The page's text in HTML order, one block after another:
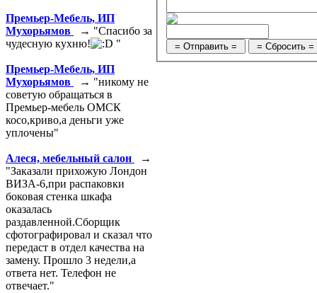
Премьер-Мебель, ИП
Мухорьямов
→ "Спасибо за
чудесную кухню!
"
Премьер-Мебель, ИП
Мухорьямов
→ "никому не
советую обращаться в
Премьер-мебель ОМСК
косо,криво,а деньги уже
уплочены"
Алеся, мебельный салон
→
"Заказали прихожую Лондон
ВИЗА-6,при распаковки
боковая стенка шкафа
оказалась
раздавленной.Сборщик
сфотографировал и сказал что
передаст в отдел качества на
замену. Прошло 3 недели,а
ответа нет. Телефон не
отвечает."